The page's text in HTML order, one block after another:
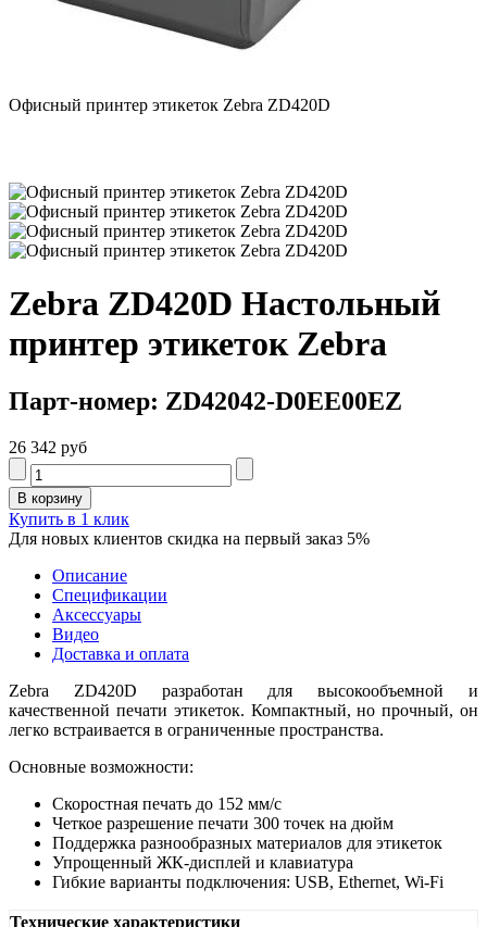
Офисный принтер этикеток Zebra ZD420D
Zebra ZD420D Настольный
принтер этикеток Zebra
Парт-номер: ZD42042-D0EE00EZ
26 342 руб
Купить в 1 клик
Для новых клиентов скидка на первый заказ 5%
Описание
Спецификации
Аксессуары
Видео
Доставка и оплата
Zebra ZD420D разработан для высокообъемной и
качественной печати этикеток. Компактный, но прочный, он
легко встраивается в ограниченные пространства.
Основные возможности:
Скоростная печать до 152 мм/с
Четкое разрешение печати 300 точек на дюйм
Поддержка разнообразных материалов для этикеток
Упрощенный ЖК-дисплей и клавиатура
Гибкие варианты подключения: USB, Ethernet, Wi-Fi
Технические характеристики